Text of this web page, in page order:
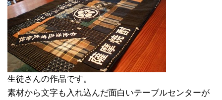
生徒さんの作品です。
素材から文字も入れ込んだ面白いテーブルセンターが